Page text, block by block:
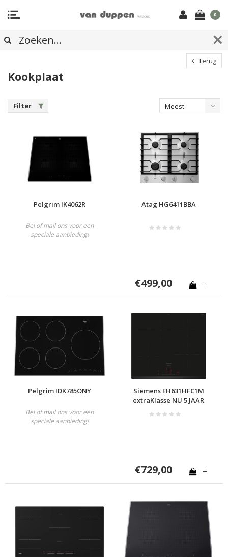
0
Terug
Kookplaat
Filter
Meest
Pelgrim IK4062R
Bel of mail ons voor een
speciale aanbieding!
Atag HG6411BBA
€499,00 +
Pelgrim IDK785ONY
Bel of mail ons voor een
speciale aanbieding!
Siemens EH631HFC1M
extraKlasse NU 5 JAAR
€729,00 +